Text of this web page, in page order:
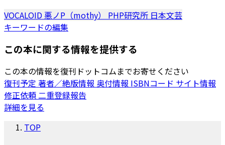
VOCALOID悪ノP（mothy） PHP研究所 日本文芸
キーワードの編集
この本に関する情報を提供する
この本の情報を復刊ドットコムまでお寄せください
復刊予定 著者／絶版情報 奥付情報 ISBNコード サイト情報
修正依頼二重登録報告
詳細を見る
TOP